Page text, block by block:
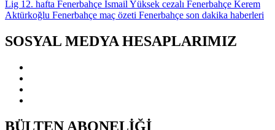
Lig 12. hafta Fenerbahçe İsmail Yüksek cezalı Fenerbahçe Kerem
Aktürkoğlu Fenerbahçe maç özeti Fenerbahçe son dakika haberleri
SOSYAL MEDYA HESAPLARIMIZ
BÜLTEN ABONELİĞİ